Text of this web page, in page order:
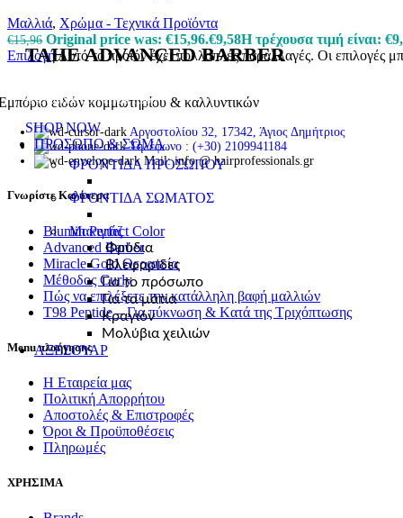
TAHE ADVANCED BARBER
Η επανάσταση είναι τώρα!
SHOP NOW
ΠΡΟΣΩΠΟ & ΣΩΜΑ
ΦΡΟΝΤΙΔΑ ΠΡΟΣΩΠΟΥ
ΦΡΟΝΤΙΔΑ ΣΩΜΑΤΟΣ
Μακιγιάζ
Φρύδια
Βλεφαρίδες
Για το πρόσωπο
Για τα μάτια
Κραγιόν
Μολύβια χειλιών
ΑΞΕΣΟΥΑΡ
Μαλλιά, Χρώμα - Τεχνικά Προϊόντα
€15,96 Original price was: €15,96.€9,58Η τρέχουσα τιμή είναι:
Επιλογή Αυτό το προϊόν έχει πολλαπλές παραλλαγές. Οι επιλογές
ειδών κομμωτηρίου & καλλυντικών
Αργοστολίου 32, 17342, Άγιος Δημήτριος
Τηλέφωνο : (+30) 2109941184
Mail: info @ hairprofessionals.gr
Γνωρίστε Καλύτερα
Blumin Perfect Color
Advanced Barber
Miracle Gold Θεραπεία
Μέθοδος Curly
Πώς να επιλέξετε την κατάλληλη βαφή μαλλιών
T98 Peptide – Για πύκνωση & Kατά της Tριχόπτωσης
Menu πλοήγησης
Η Εταιρεία μας
Πολιτική Απορρήτου
Αποστολές & Επιστροφές
Όροι & Προϋποθέσεις
Πληρωμές
ΧΡΗΣΙΜΑ